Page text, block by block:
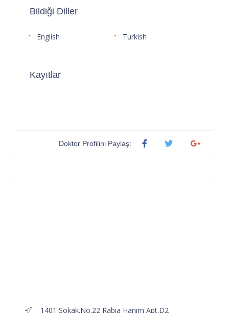
Bildiği Diller
English Turkish
Kayıtlar
Doktor Profilini Paylaş:
1401 Sokak.No.22 Rabia Hanım Apt.D2